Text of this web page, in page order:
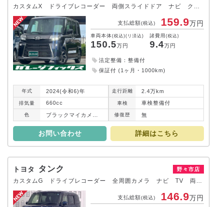
カスタムX ドライブレコーダー 両側スライドドア ナビ クリアランスソナー LEDヘッドランプ CVT 盗難防止システム ABS ESC アルミホイール 衝突安全ボディ エアコン パワーステアリング
支払総額(税込) 159.9万円
車両本体(税込)(リ済込)
150.5万円
諸費用(税込)
9.4万円
法定整備：整備付
保証付 (1ヶ月・1000km)
年式 2024(令和6)年 走行距離 2.4万km
排気量 660cc 車検 車検整備付
色 修復歴 無
お問い合わせ 詳細はこちら
トヨタ タンク 野々市店
カスタムG ドライブレコーダー 全周囲カメラ ナビ TV 両側電動スライドドア クリアランスソナー オートクルーズコントロール 衝突被害軽減システム アルミホイール オートマチックハイビーム オートライト
支払総額(税込) 146.9万円